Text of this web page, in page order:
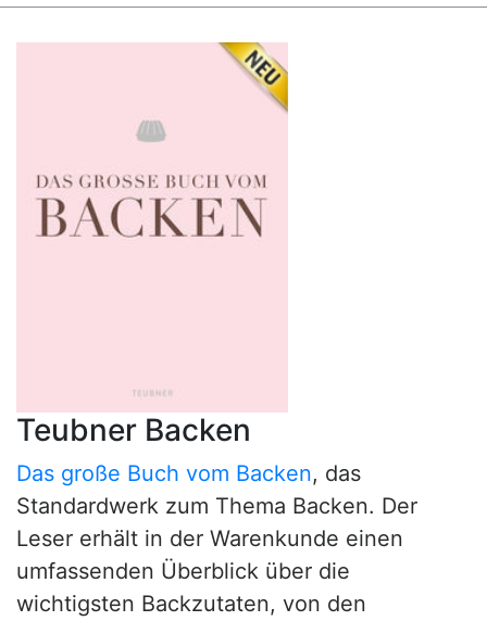
Teubner Backen
Das große Buch vom Backen, das
Standardwerk zum Thema Backen. Der
Leser erhält in der Warenkunde einen
umfassenden Überblick über die
wichtigsten Backzutaten, von den